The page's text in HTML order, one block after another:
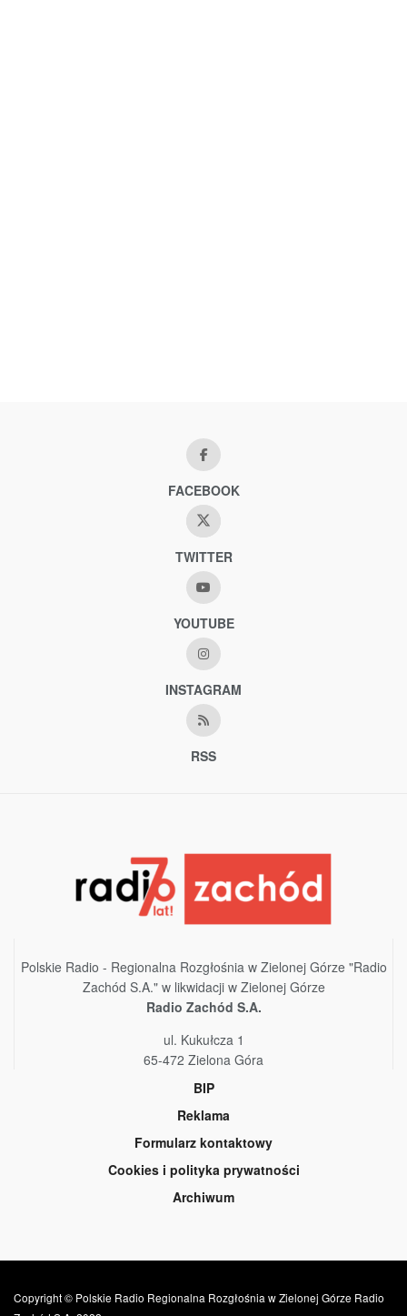
FACEBOOK
TWITTER
YOUTUBE
INSTAGRAM
RSS
Polskie Radio - Regionalna Rozgłośnia w Zielonej Górze "Radio
Zachód S.A." w likwidacji w Zielonej Górze
Radio Zachód S.A.
ul. Kukułcza 1
65-472 Zielona Góra
BIP
Reklama
Formularz kontaktowy
Cookies i polityka prywatności
Archiwum
Copyright © Polskie Radio Regionalna Rozgłośnia w Zielonej Górze Radio